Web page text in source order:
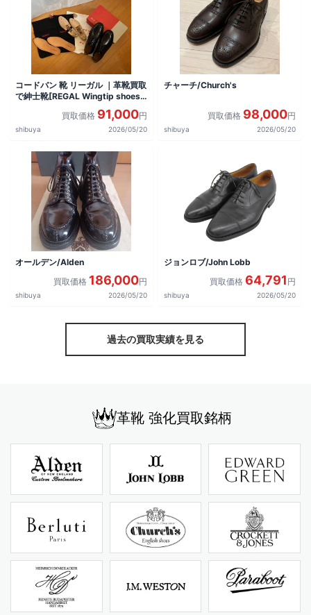
コードバン 靴 リーガル ｜革靴買取
で紳士靴[REGAL Wingtip shoes]
買取価格 91,000円
shibuya 2026/05/20
チャーチ/Church's
買取価格 98,000円
shibuya 2026/05/20
オールデン/Alden
買取価格 186,000円
shibuya 2026/05/20
ジョンロブ/John Lobb
買取価格 64,791 円
shibuya 2026/05/20
過去の買取実績を見る
革靴 強化買取銘柄